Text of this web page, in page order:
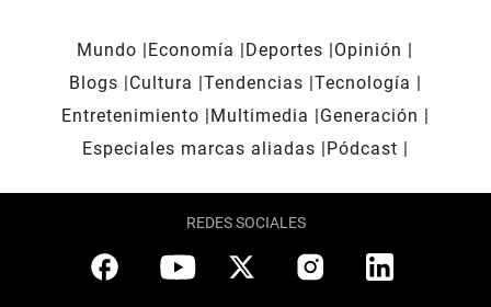
Mundo Economía Deportes
Opinión
Blogs
Cultura Tendencias Tecnología
Entretenimiento
Multimedia
Generación
Especiales marcas aliadas
Pódcast
REDES SOCIALES